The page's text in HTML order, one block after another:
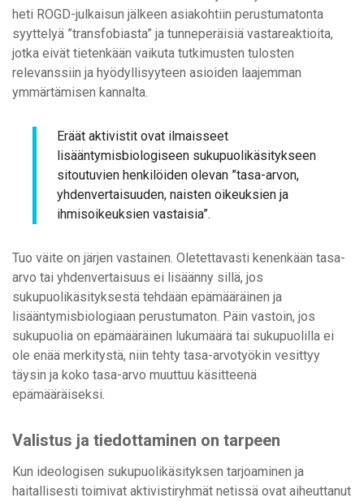
heti ROGD-julkaisun jälkeen asiakohtiin perustumatonta
syyttelyä ”transfobiasta” ja tunneperäisiä vastareaktioita,
jotka eivät tietenkään vaikuta tutkimusten tulosten
relevanssiin ja hyödyllisyyteen asioiden laajemman
ymmärtämisen kannalta.
Eräät aktivistit ovat ilmaisseet
lisääntymisbiologiseen sukupuolikäsitykseen
sitoutuvien henkilöiden olevan ”tasa-arvon,
yhdenvertaisuuden, naisten oikeuksien ja
ihmisoikeuksien vastaisia”.
Tuo väite on järjen vastainen. Oletettavasti kenenkään tasa-
arvo tai yhdenvertaisuus ei lisäänny sillä, jos
sukupuolikäsityksestä tehdään epämääräinen ja
lisääntymisbiologiaan perustumaton. Päin vastoin, jos
sukupuolia on epämääräinen lukumäärä tai sukupuolilla ei
ole enää merkitystä, niin tehty tasa-arvotyökin vesittyy
täysin ja koko tasa-arvo muuttuu käsitteenä
epämääräiseksi.
Valistus ja tiedottaminen on tarpeen
Kun ideologisen sukupuolikäsityksen tarjoaminen ja
haitallisesti toimivat aktivistiryhmät netissä ovat aiheuttanut